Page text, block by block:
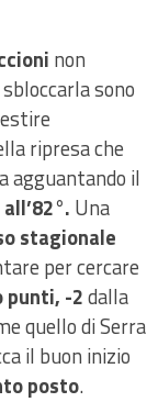
non
sono
ripresa che
agguantando il
Una
stagionale
per cercare
punti, -2dalla
quello di Serra
il buon inizio
posto.